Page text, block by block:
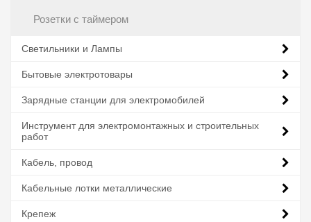
Розетки с таймером
Светильники и Лампы
Бытовые электротовары
Зарядные станции для электромобилей
Инструмент для электромонтажных и строительных
работ
Кабель, провод
Кабельные лотки металлические
Крепеж